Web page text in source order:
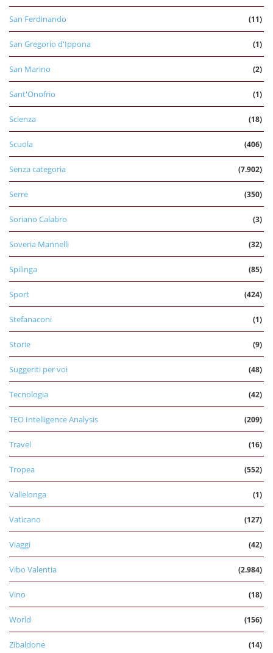
San Ferdinando (11)
San Gregorio d'Ippona (1)
San Marino (2)
Sant'Onofrio (1)
Scienza (18)
Scuola (406)
Senza categoria (7.902)
Serre (350)
Soriano Calabro (3)
Soveria Mannelli (32)
Spilinga (85)
Sport (424)
Stefanaconi (1)
Storie (9)
Suggeriti per voi (48)
Tecnologia (42)
TEO Intelligence Analysis (209)
Travel (16)
Tropea (552)
Vallelonga (1)
Vaticano (127)
Viaggi (42)
Vibo Valentia (2.984)
Vino (18)
World (156)
Zibaldone (14)